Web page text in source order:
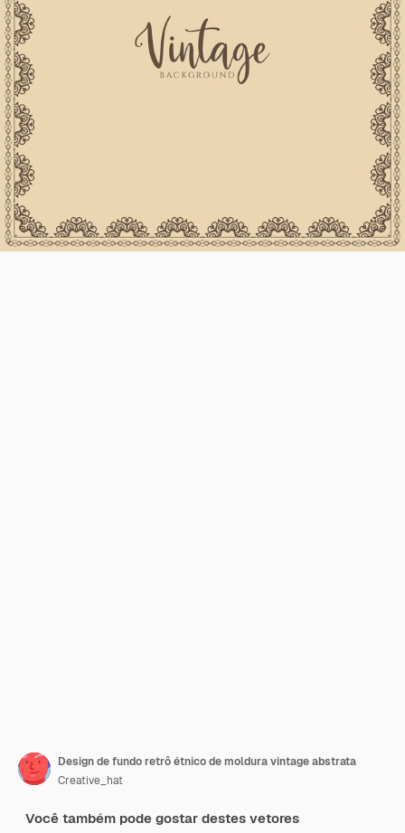
Design de fundo retrô étnico de moldura vintage abstrata
Creative_hat
Você também pode gostar destes vetores